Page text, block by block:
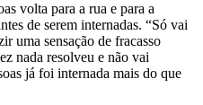
volta para a rua e para a
de serem internadas. “Só vai
uma sensação de fracasso
nada resolveu e não vai
já foi internada mais do que